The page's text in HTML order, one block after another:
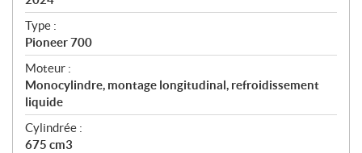
c
a
t
i
o
n
s
Type :
Pioneer 700
Moteur :
Monocylindre, montage longitudinal, refroidissement
liquide
Cylindrée :
675 cm3